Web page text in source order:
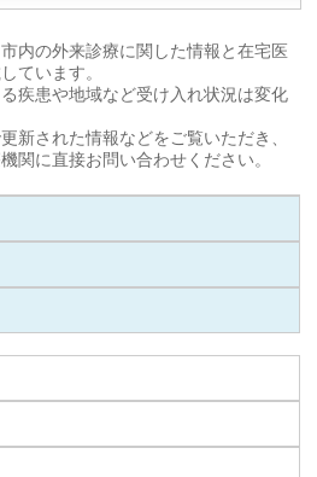
内の外来診療に関した情報と在宅医
ています。
疾患や地域など受け入れ状況は変化
新された情報などをご覧いただき、
関に直接お問い合わせください。